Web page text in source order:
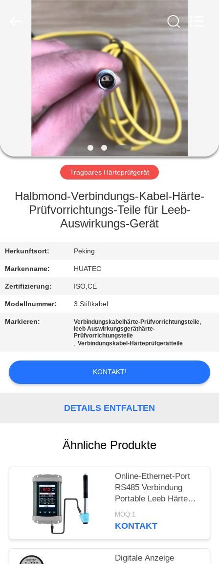
HAUS
PRODUKTE
ÜBER
FABRIK-
AUSFLUG
QUALITÄTSKONTROLLE
SIE
MIT
UNS
IN
VERBINDUNG
SIE EIN
ZITAT
Tragbares Härteprüfgerät
Halbmond-Verbindungs-Kabel-Härte-
Prüfvorrichtungs-Teile für Leeb-
Auswirkungs-Gerät
Herkunftsort: Peking
Markenname: HUATEC
Zertifizierung: ISO,CE
Modellnummer: 3 Stiftkabel
Markieren: Verbindungskabelhärte-Prüfvorrichtungsteile,
leeb Auswirkungsgeräthärte-
Prüfvorrichtungsteile
,Verbindungskabel-Härteprüfgerätteile
KONTAKT!
DETAILS ENTFALTEN
Ähnliche Produkte
Online-Ethernet-Port
RS485 Verbindung
Portable Leeb Härte
Tester für Echtzeit-
Härteprüfung
MOQ:1
KONTAKT
Digitale Anzeige